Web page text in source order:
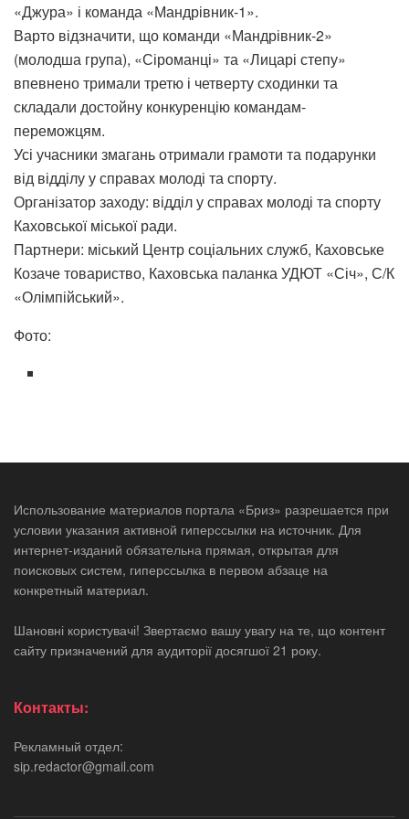
«Джура» і команда «Мандрівник-1».
Варто відзначити, що команди «Мандрівник-2»
(молодша група), «Сіроманці» та «Лицарі степу»
впевнено тримали третю і четверту сходинки та
складали достойну конкуренцію командам-
переможцям.
Усі учасники змагань отримали грамоти та подарунки
від відділу у справах молоді та спорту.
Організатор заходу: відділ у справах молоді та спорту
Каховської міської ради.
Партнери: міський Центр соціальних служб, Каховське
Козаче товариство, Каховська паланка УДЮТ «Січ», С/К
«Олімпійський».
Фото:
Использование материалов портала «Бриз» разрешается при
условии указания активной гиперссылки на источник. Для
интернет-изданий обязательна прямая, открытая для
поисковых систем, гиперссылка в первом абзаце на
конкретный материал.
Шановні користувачі! Звертаємо вашу увагу на те, що контент
сайту призначений для аудиторії досягшої 21 року.
Контакты:
Рекламный отдел:
sip.redactor@gmail.com